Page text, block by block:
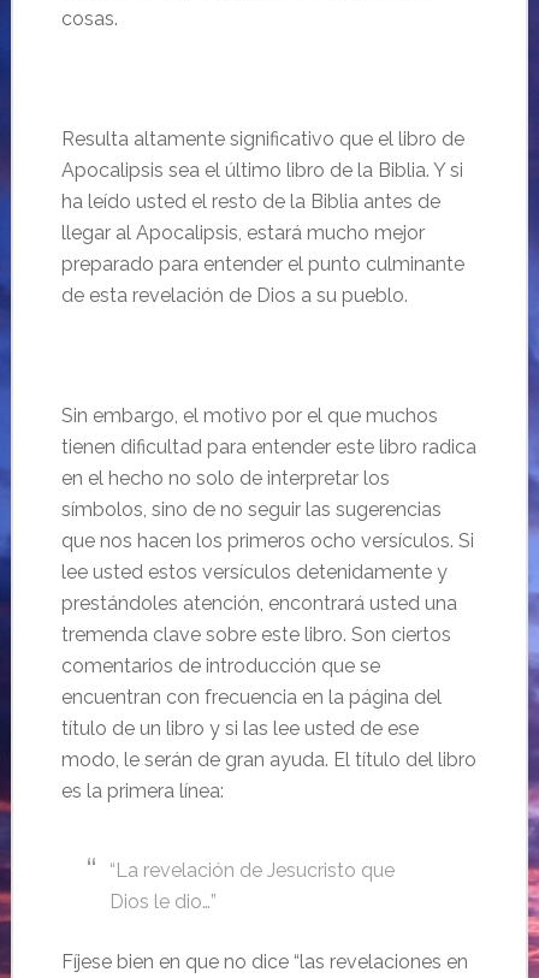
cosas.
Resulta altamente significativo que el libro de
Apocalipsis sea el último libro de la Biblia. Y si
ha leído usted el resto de la Biblia antes de
llegar al Apocalipsis, estará mucho mejor
preparado para entender el punto culminante
de esta revelación de Dios a su pueblo.
Sin embargo, el motivo por el que muchos
tienen dificultad para entender este libro radica
en el hecho no solo de interpretar los
símbolos, sino de no seguir las sugerencias
que nos hacen los primeros ocho versículos. Si
lee usted estos versículos detenidamente y
prestándoles atención, encontrará usted una
tremenda clave sobre este libro. Son ciertos
comentarios de introducción que se
encuentran con frecuencia en la página del
título de un libro y si las lee usted de ese
modo, le serán de gran ayuda. El título del libro
es la primera línea:
“La revelación de Jesucristo que
Dios le dio…”
Fíjese bien en que no dice “las revelaciones en